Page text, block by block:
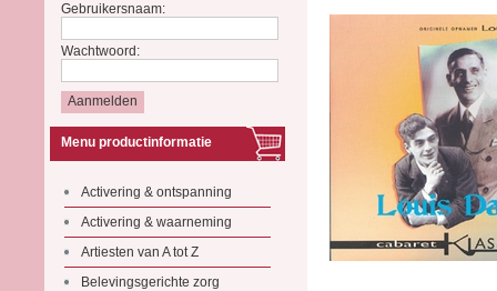
Gebruikersnaam:
Wachtwoord:
Menu productinformatie
Activering & ontspanning
Activering & waarneming
Artiesten van A tot Z
Belevingsgerichte zorg